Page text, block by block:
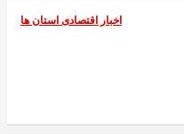
اخبار اقتصادی استان ها